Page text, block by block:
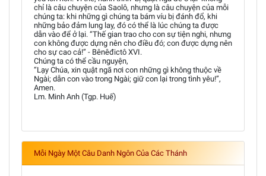
chỉ là câu chuyện của Saolô, nhưng là câu chuyện của mỗi
chúng ta: khi những gì chúng ta bám víu bị đánh đổ, khi
những bảo đảm lung lay, đó có thể là lúc chúng ta được
dẫn vào để ở lại. “Thế gian trao cho con sự tiện nghi, nhưng
con không được dựng nên cho điều đó; con được dựng nên
cho sự cao cả!” - Bênêđictô XVI.
Chúng ta có thể cầu nguyện,
“Lạy Chúa, xin quật ngã nơi con những gì không thuộc về
Ngài; dẫn con vào trong Ngài; giữ con lại trong tình yêu!”,
Amen.
Lm. Minh Anh (Tgp. Huế)
Mỗi Ngày Một Câu Danh Ngôn Của Các Thánh